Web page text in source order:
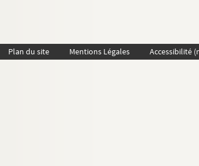
Plan du site Mentions Légales Accessibilité